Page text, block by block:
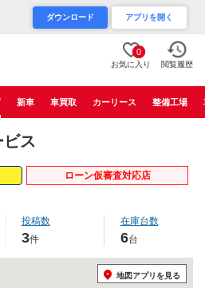
ダウンロード アプリを開く
0
お気に入り 閲覧履歴
新車 車買取 カーリース 整備工場
ス
ローン仮審査対応店
投稿数
3件
在庫台数
6台
地図アプリを見る